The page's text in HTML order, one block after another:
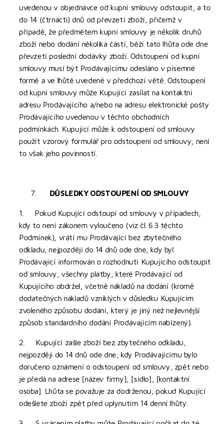
uvedenou v objednávce od kupní smlouvy odstoupit, a to
do 14 (čtrnácti) dnů od převzetí zboží, přičemž v
případě, že předmětem kupní smlouvy je několik druhů
zboží nebo dodání několika částí, běží tato lhůta ode dne
převzetí poslední dodávky zboží. Odstoupení od kupní
smlouvy musí být Prodávajícímu odesláno v písemné
formě a ve lhůtě uvedené v předchozí větě. Odstoupení
od kupní smlouvy může Kupující zasílat na kontaktní
adresu Prodávajícího a/nebo na adresu elektronické pošty
Prodávajícího uvedenou v těchto obchodních
podmínkách. Kupující může k odstoupení od smlouvy
použít vzorový formulář pro odstoupení od smlouvy, není
to však jeho povinností.
7. DŮSLEDKY ODSTOUPENÍ OD SMLOUVY
1. Pokud Kupující odstoupí od smlouvy v případech,
kdy to není zákonem vyloučeno (viz čl. 6.3 těchto
Podmínek), vrátí mu Prodávající bez zbytečného
odkladu, nejpozději do 14 dnů ode dne, kdy byl
Prodávající informován o rozhodnutí Kupujícího odstoupit
od smlouvy, všechny platby, které Prodávající od
Kupujícího obdržel, včetně nákladů na dodání (kromě
dodatečných nákladů vzniklých v důsledku Kupujícím
zvoleného způsobu dodání, který je jiný než nejlevnější
způsob standardního dodání Prodávajícím nabízený).
2. Kupující zašle zboží bez zbytečného odkladu,
nejpozději do 14 dnů ode dne, kdy Prodávajícímu bylo
doručeno oznámení o odstoupení od smlouvy, zpět nebo
je předá na adrese [název firmy], [sídlo], [kontaktní
osoba]. Lhůta se považuje za dodrženou, pokud Kupující
odešlete zboží zpět před uplynutím 14 denní lhůty.